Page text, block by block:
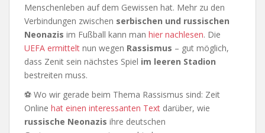
Menschenleben auf dem Gewissen hat. Mehr zu den
Verbindungen zwischen serbischen und russischen
Neonazis im Fußball kann man hier nachlesen. Die
UEFA ermittelt nun wegen Rassismus – gut möglich,
dass Zenit sein nächstes Spiel im leeren Stadion
bestreiten muss.
⚽ Wo wir gerade beim Thema Rassismus sind: Zeit
Online hat einen interessanten Text darüber, wie
russische Neonazis ihre deutschen